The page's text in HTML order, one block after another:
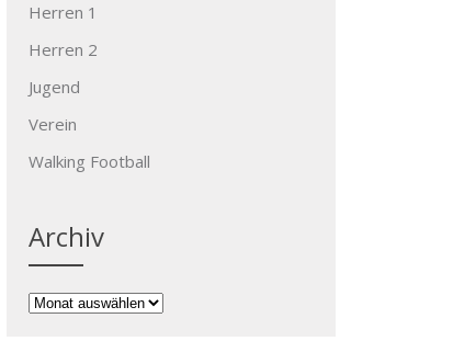
Herren 1
Herren 2
Jugend
Verein
Walking Football
Archiv
Archiv